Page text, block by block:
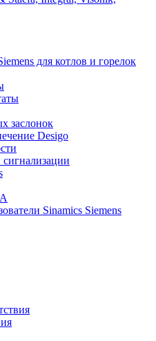
для котлов и горелок
заслонок
Desigo
Sinamics Siemens